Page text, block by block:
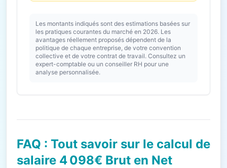
Les montants indiqués sont des estimations basées sur
les pratiques courantes du marché en 2026. Les
avantages réellement proposés dépendent de la
politique de chaque entreprise, de votre convention
collective et de votre contrat de travail. Consultez un
expert-comptable ou un conseiller RH pour une
analyse personnalisée.
FAQ : Tout savoir sur le calcul de
salaire 4 098€ Brut en Net